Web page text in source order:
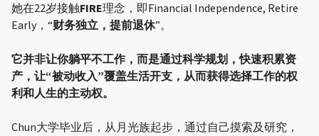
她在22岁接触FIRE理念，即Financial Independence, Retire
Early，“财务独立，提前退休”。
它并非让你躺平不工作，而是通过科学规划，快速积累资
产，让“被动收入”覆盖生活开支，从而获得选择工作的权
利和人生的主动权。
Chun大学毕业后，从月光族起步，通过自己摸索及研究，